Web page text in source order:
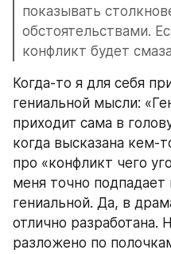
показывать
обстоятельствами.
конфликт будет
Когда-то я для себя
гениальной мысли:
приходит сама в
когда высказана кем-
про «конфликт чего
меня точно
гениальной. Да, в
отлично разработана.
разложено по